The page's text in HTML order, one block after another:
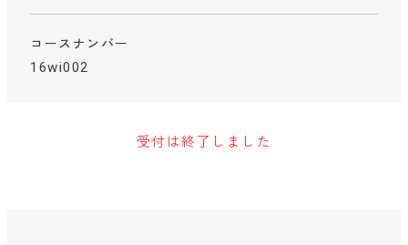
コースナンバー
16wi002
受付は終了しました